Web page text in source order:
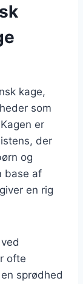
kage,
som
er
der
og
base af
en rig
ofte
sprødhed